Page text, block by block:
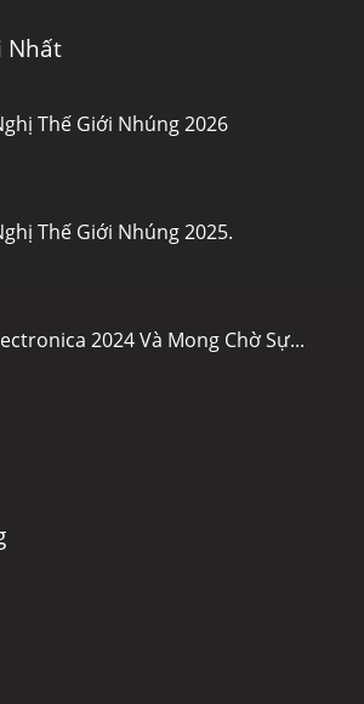
Nhất
Thế Giới Nhúng 2026
Thế Giới Nhúng 2025.
2024 Và Mong Chờ Sự...